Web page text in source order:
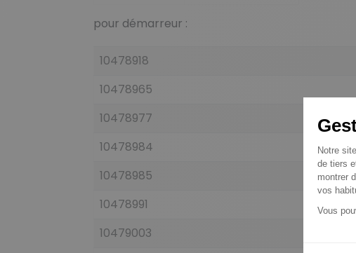
pour démarreur :
10478918
10478965
10478977
10478984
10478985
10478991
10479003